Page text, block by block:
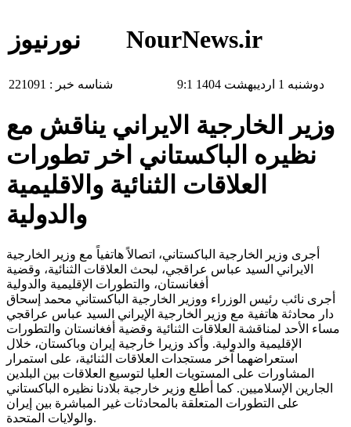
نورنیوز NourNews.ir
شناسه خبر : 221091 دوشنبه 1 اردیبهشت 1404 9:1
وزير الخارجية الايراني يناقش مع
نظيره الباكستاني اخر تطورات
العلاقات الثنائية والاقليمية
والدولية
أجرى وزير الخارجية الباكستاني، اتصالاً هاتفياً مع وزير الخارجية
الايراني السيد عباس عراقجي، لبحث العلاقات الثنائية، وقضية
أفغانستان، والتطورات الإقليمية والدولية
أجرى نائب رئيس الوزراء ووزير الخارجية الباكستاني محمد إسحاق
دار محادثة هاتفية مع وزير الخارجية الإيراني السيد عباس عراقجي
مساء الأحد لمناقشة العلاقات الثنائية وقضية أفغانستان والتطورات
الإقليمية والدولية. وأكد وزيرا خارجية إيران وباكستان، خلال
استعراضهما آخر مستجدات العلاقات الثنائية، على استمرار
المشاورات على المستويات العليا لتوسيع العلاقات بين البلدين
الجارين الإسلاميين. كما أطلع وزير خارجية بلادنا نظيره الباكستاني
على التطورات المتعلقة بالمحادثات غير المباشرة بين إيران
والولايات المتحدة.